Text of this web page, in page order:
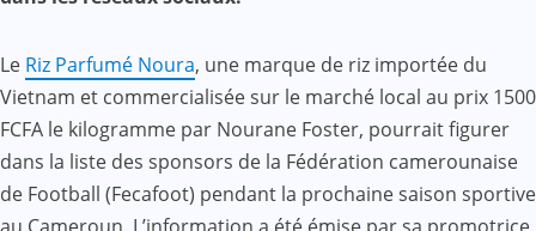
Le Riz Parfumé Noura, une marque de riz importée du
Vietnam et commercialisée sur le marché local au prix 1500
FCFA le kilogramme par Nourane Foster, pourrait figurer
dans la liste des sponsors de la Fédération camerounaise
de Football (Fecafoot) pendant la prochaine saison sportive